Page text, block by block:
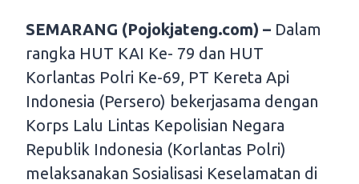
SEMARANG (Pojokjateng.com) – Dalam
rangka HUT KAI Ke- 79 dan HUT
Korlantas Polri Ke-69, PT Kereta Api
Indonesia (Persero) bekerjasama dengan
Korps Lalu Lintas Kepolisian Negara
Republik Indonesia (Korlantas Polri)
melaksanakan Sosialisasi Keselamatan di